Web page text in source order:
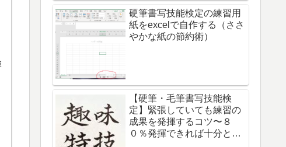
硬筆書写技能検定の練習用
紙をexcelで自作する（ささ
やかな紙の節約術）
【硬筆・毛筆書写技能検
定】緊張していても練習の
成果を発揮するコツ〜８
０％発揮できれば十分と考